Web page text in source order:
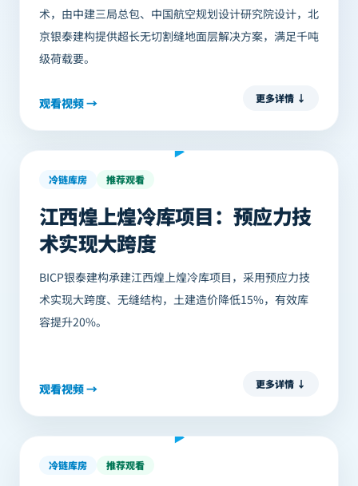
术，由中建三局总包、中国航空规划设计研究院设计，北
京银泰建构提供超长无切割缝地面层解决方案，满足千吨
级荷载要。
观看视频 → 更多详情 ↓
▶
冷链库房 推荐观看
江西煌上煌冷库项目：预应力技
术实现大跨度
BICP银泰建构承建江西煌上煌冷库项目，采用预应力技
术实现大跨度、无缝结构，土建造价降低15%，有效库
容提升20%。
观看视频 → 更多详情 ↓
▶
冷链库房 推荐观看